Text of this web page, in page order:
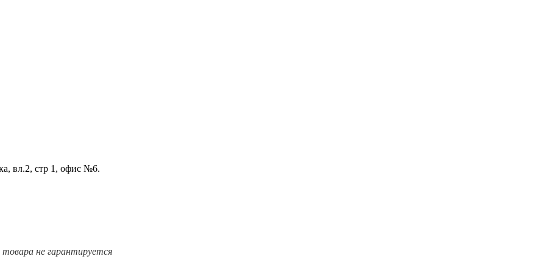
вл.2, стр 1, офис №6.
товара не гарантируется